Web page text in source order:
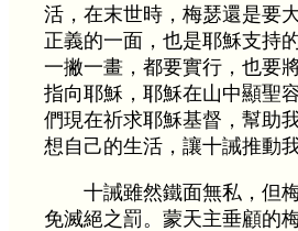
活，在末世時，梅瑟還是要
正義的一面，也是耶穌支持
一撇一畫，都要實行，也要
指向耶穌，耶穌在山中顯聖
們現在祈求耶穌基督，幫助
想自己的生活，讓十誡推動
十誡雖然鐵面無私，但
免滅絕之罰。蒙天主垂顧的